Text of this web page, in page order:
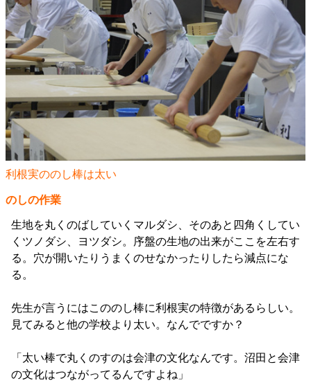
利根実ののし棒は太い
のしの作業
生地を丸くのばしていくマルダシ、そのあと四角くしてい
くツノダシ、ヨツダシ。序盤の生地の出来がここを左右す
る。穴が開いたりうまくのせなかったりしたら減点にな
る。
先生が言うにはこののし棒に利根実の特徴があるらしい。
見てみると他の学校より太い。なんでですか？
「太い棒で丸くのすのは会津の文化なんです。沼田と会津
の文化はつながってるんですよね」